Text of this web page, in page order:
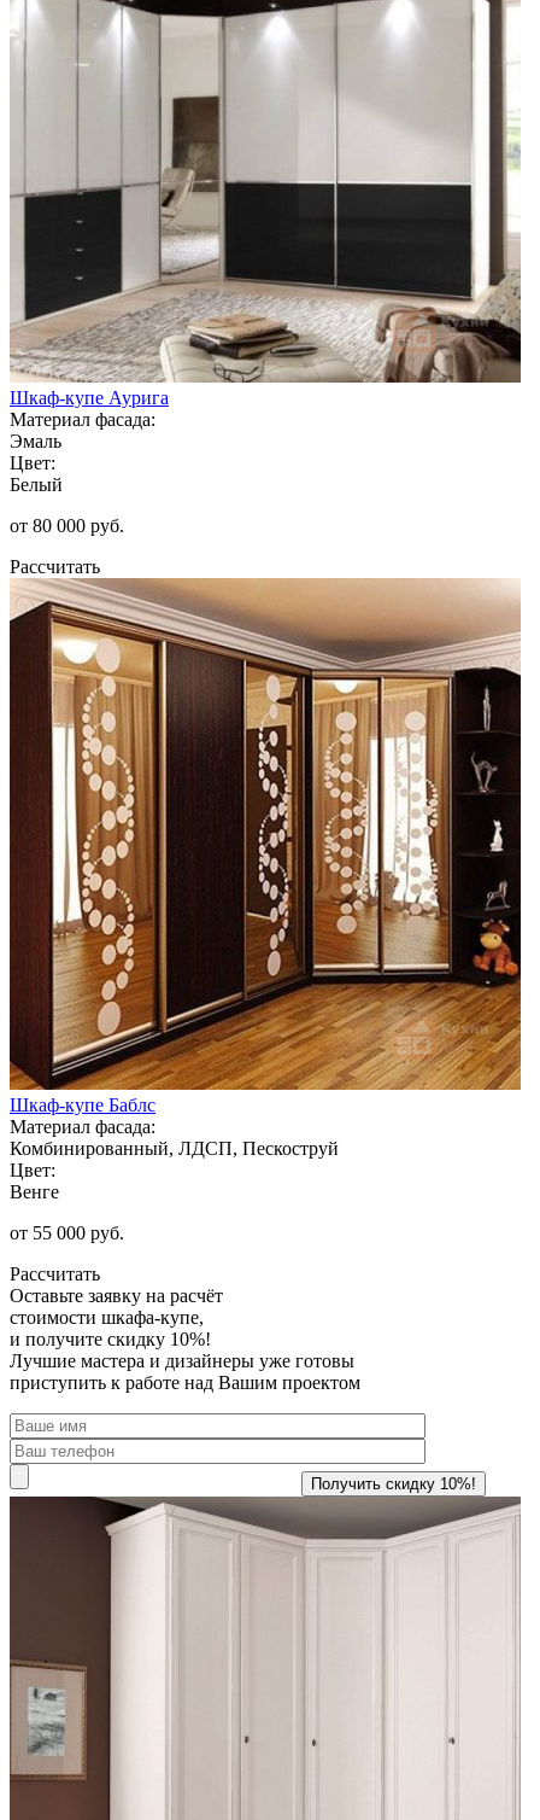
Шкаф-купе Аурига
Материал фасада:
Эмаль
Цвет:
Белый
от 80 000 руб.
Рассчитать
Шкаф-купе Баблс
Материал фасада:
Комбинированный, ЛДСП, Пескоструй
Цвет:
Венге
от 55 000 руб.
Рассчитать
Оставьте заявку на расчёт
стоимости шкафа-купе,
и получите скидку 10%!
Лучшие мастера и дизайнеры уже готовы
приступить к работе над Вашим проектом